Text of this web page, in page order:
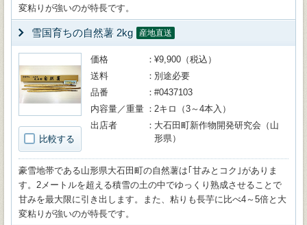
変粘りが強いのが特長です。
雪国育ちの自然薯 2kg 産地直送
比較する
価格
¥9,900（税込）
送料
別途必要
品番
#0437103
内容量／重量
2キロ（3～4本入）
出店者
大石田町新作物開発研究会（山
形県）
豪雪地帯である山形県大石田町の自然薯は｢甘みとコク｣がありま
す。2メートルを超える積雪の土の中でゆっくり熟成させることで
甘みを最大限に引き出します。また、粘りも長芋に比べ4～5倍と大
変粘りが強いのが特長です。